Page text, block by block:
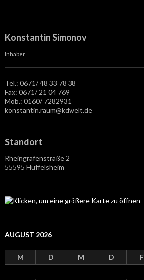
Konstantin Simonov
Inhaber
Tel.: 0671/ 48 33 78 38
Fax: 0671/ 21 04 769
Mob.: 0160/ 7282931
konstantin.raum@kdwelt.de
Standort
Rheingrafenstraße 2
55595 Hüffelsheim
AUGUST 2026
M D M D F